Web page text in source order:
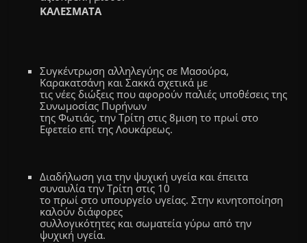
ΚΑΛΕΣΜΑΤΑ
Συγκέντρωση αλληλεγύης σε Μασούρα,
Καρακατσάνη και Σακκά σχετικά με
τις νέες διώξεις που αφορούν παλιές υποθέσεις της
Συνωμοσίας Πυρήνων
της Φωτιάς, την Τρίτη στις 8μιση το πρωί στο
Εφετείο επί της Λουκάρεως.
Διαδήλωση για την ψυχική υγεία και έπειτα
συναυλία την Τρίτη στις 10
το πρωί στο υπουργείο υγείας. Στην κινητοποίηση
καλούν διάφορες
συλλογικότητες και σωματεία γύρω από την
ψυχική υγεία.